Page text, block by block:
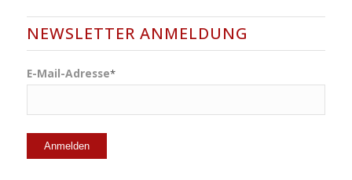
NEWSLETTER ANMELDUNG
E-Mail-Adresse*